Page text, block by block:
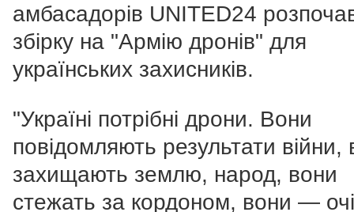
амбасадорів UNITED24
збірку на "Армію дронів" для
українських захисників.
"Україні потрібні дрони. Вони
повідомляють результати війни,
захищають землю, народ, вони
стежать за кордоном, вони —